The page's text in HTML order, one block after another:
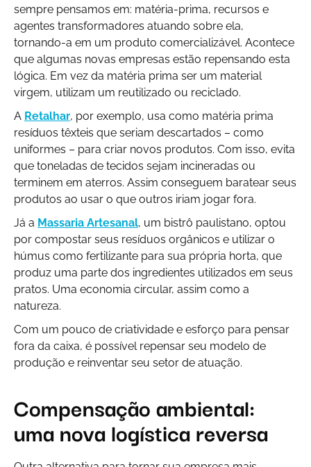
sempre pensamos em: matéria-prima, recursos e
agentes transformadores atuando sobre ela,
tornando-a em um produto comercializável. Acontece
que algumas novas empresas estão repensando esta
lógica. Em vez da matéria prima ser um material
virgem, utilizam um reutilizado ou reciclado.
A Retalhar, por exemplo, usa como matéria prima
resíduos têxteis que seriam descartados – como
uniformes – para criar novos produtos. Com isso, evita
que toneladas de tecidos sejam incineradas ou
terminem em aterros. Assim conseguem baratear seus
produtos ao usar o que outros iriam jogar fora.
Já a Massaria Artesanal, um bistrô paulistano, optou
por compostar seus resíduos orgânicos e utilizar o
húmus como fertilizante para sua própria horta, que
produz uma parte dos ingredientes utilizados em seus
pratos. Uma economia circular, assim como a
natureza.
Com um pouco de criatividade e esforço para pensar
fora da caixa, é possível repensar seu modelo de
produção e reinventar seu setor de atuação.
Compensação ambiental:
uma nova logística reversa